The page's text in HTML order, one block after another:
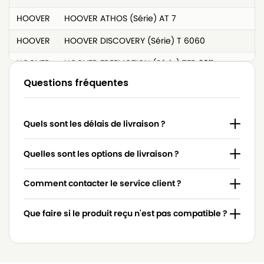
HOOVER
HOOVER ATHOS (Série) AT 7
HOOVER
HOOVER DISCOVERY (Série) T 6060
HOOVER
HOOVER FREEMOTION (Série) TFB 2011
HOOVER
HOOVER H 22 A
HOOVER
HOOVER H 36
HOOVER
HOOVER H 52
HOOVER
HOOVER H 61
HOOVER
HOOVER H 73
HOOVER
HOOVER H 77
Questions fréquentes
Quels sont les délais de livraison ?
Quelles sont les options de livraison ?
Comment contacter le service client ?
Que faire si le produit reçu n'est pas compatible ?